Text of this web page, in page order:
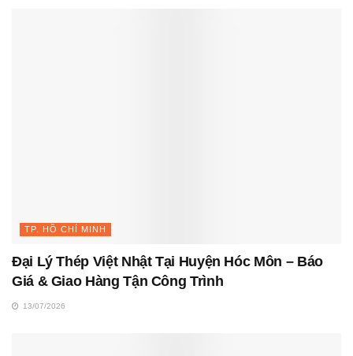
TP. HỒ CHÍ MINH
Đại Lý Thép Việt Nhật Tại Huyện Hóc Môn – Báo
Giá & Giao Hàng Tận Công Trình
13/07/2026